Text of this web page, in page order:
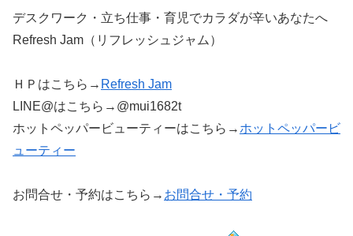
デスクワーク・立ち仕事・育児でカラダが辛いあなたへ
Refresh Jam（リフレッシュジャム）
ＨＰはこちら→ Refresh Jam
LINE@はこちら→@mui1682t
ホットペッパービューティーはこちら→ ホットペッパービ
ューティー
お問合せ・予約はこちら→ お問合せ・予約